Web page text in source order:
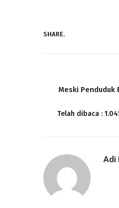
SHARE.
Meski Penduduk
Telah dibaca :
Adi